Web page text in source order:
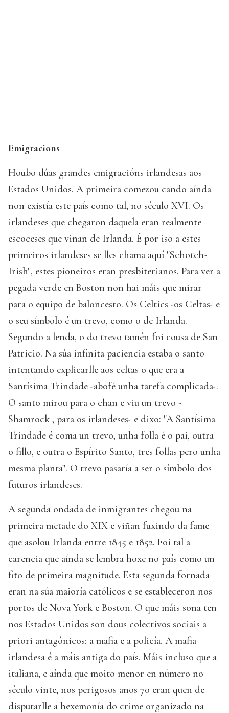
Emigracions
Houbo dúas grandes emigracións irlandesas aos
Estados Unidos. A primeira comezou cando aínda
non existía este país como tal, no século XVI. Os
irlandeses que chegaron daquela eran realmente
escoceses que viñan de Irlanda. É por iso a estes
primeiros irlandeses se lles chama aquí "Schotch-
Irish", estes pioneiros eran presbiterianos. Para ver a
pegada verde en Boston non hai máis que mirar
para o equipo de baloncesto. Os Celtics -os Celtas- e
o seu símbolo é un trevo, como o de Irlanda.
Segundo a lenda, o do trevo tamén foi cousa de San
Patricio. Na súa infinita paciencia estaba o santo
intentando explicarlle aos celtas o que era a
Santísima Trindade -abofé unha tarefa complicada-.
O santo mirou para o chan e viu un trevo -
Shamrock , para os irlandeses- e dixo: "A Santísima
Trindade é coma un trevo, unha folla é o pai, outra
o fillo, e outra o Espírito Santo, tres follas pero unha
mesma planta". O trevo pasaría a ser o símbolo dos
futuros irlandeses.
A segunda ondada de inmigrantes chegou na
primeira metade do XIX e viñan fuxindo da fame
que asolou Irlanda entre 1845 e 1852. Foi tal a
carencia que aínda se lembra hoxe no país como un
fito de primeira magnitude. Esta segunda fornada
eran na súa maioría católicos e se estableceron nos
portos de Nova York e Boston. O que máis sona ten
nos Estados Unidos son dous colectivos sociais a
priori antagónicos: a mafia e a policía. A mafia
irlandesa é a máis antiga do país. Máis incluso que a
italiana, e aínda que moito menor en número no
século vinte, nos perigosos anos 70 eran quen de
disputarlle a hexemonía do crime organizado na